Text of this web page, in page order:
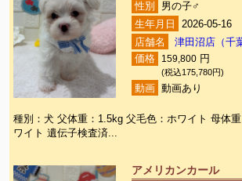
性別
男の子♂
生年月日
2026-05-16
店舗名
津田沼店（千
価格
159,800 円
(税込175,780円)
動画
動画あり
種別：犬 父体重：1.5kg 父毛色：ホワイト 母体
ワイト 遺伝子検査済...
アメリカンカール